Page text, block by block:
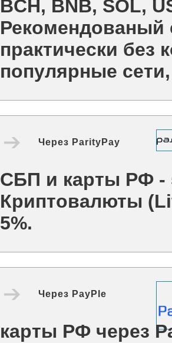
BCH, BNB, SOL,
Рекомендованый
практически без
популярные
Через ParityPay
СБП и карты РФ -
Криптовалюты
5%.
Через PayPle
карты РФ через